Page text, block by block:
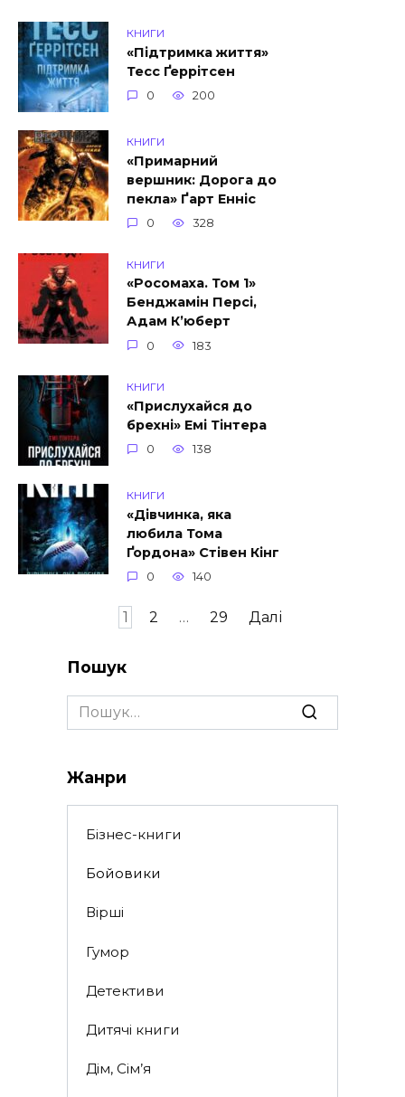
КНИГИ
«Підтримка життя»
Тесс Ґеррітсен
0 200
КНИГИ
«Примарний
вершник: Дорога до
пекла» Ґарт Енніс
0 328
КНИГИ
«Росомаха. Том 1»
Бенджамін Персі,
Адам К’юберт
0 183
КНИГИ
«Прислухайся до
брехні» Емі Тінтера
0 138
КНИГИ
«Дівчинка, яка
любила Тома
Ґордона» Стівен Кінг
0 140
1 2 … 29 Далі
Пошук
Search
for:
Жанри
Бізнес-книги
Бойовики
Вірші
Гумор
Детективи
Дитячі книги
Дім, Сім’я